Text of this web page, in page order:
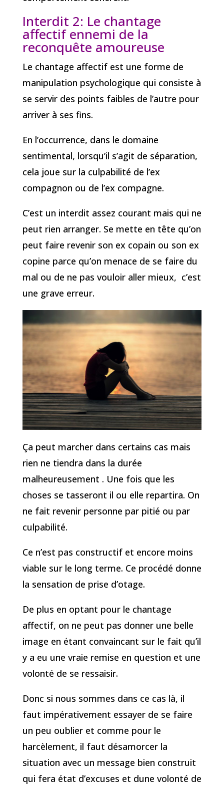
Interdit 2: Le chantage
affectif ennemi de la
reconquête amoureuse
Le chantage affectif est une forme de
manipulation psychologique qui consiste à
se servir des points faibles de l’autre pour
arriver à ses fins.
En l’occurrence, dans le domaine
sentimental, lorsqu’il s’agit de séparation,
cela joue sur la culpabilité de l’ex
compagnon ou de l’ex compagne.
C’est un interdit assez courant mais qui ne
peut rien arranger. Se mette en tête qu’on
peut faire revenir son ex copain ou son ex
copine parce qu’on menace de se faire du
mal ou de ne pas vouloir aller mieux, c’est
une grave erreur.
Ça peut marcher dans certains cas mais
rien ne tiendra dans la durée
malheureusement . Une fois que les
choses se tasseront il ou elle repartira. On
ne fait revenir personne par pitié ou par
culpabilité.
Ce n’est pas constructif et encore moins
viable sur le long terme. Ce procédé donne
la sensation de prise d’otage.
De plus en optant pour le chantage
affectif, on ne peut pas donner une belle
image en étant convaincant sur le fait qu’il
y a eu une vraie remise en question et une
volonté de se ressaisir.
Donc si nous sommes dans ce cas là, il
faut impérativement essayer de se faire
un peu oublier et comme pour le
harcèlement, il faut désamorcer la
situation avec un message bien construit
qui fera état d’excuses et dune volonté de